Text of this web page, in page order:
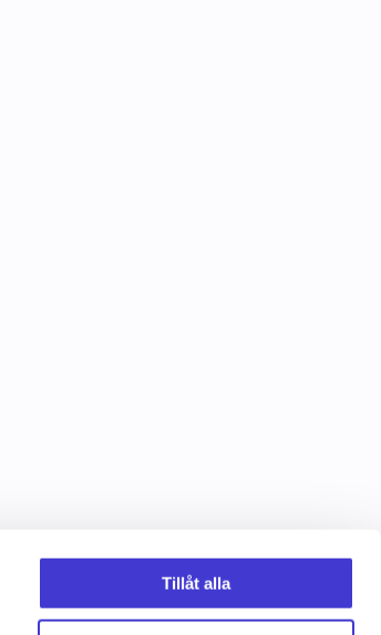
Tillåt alla